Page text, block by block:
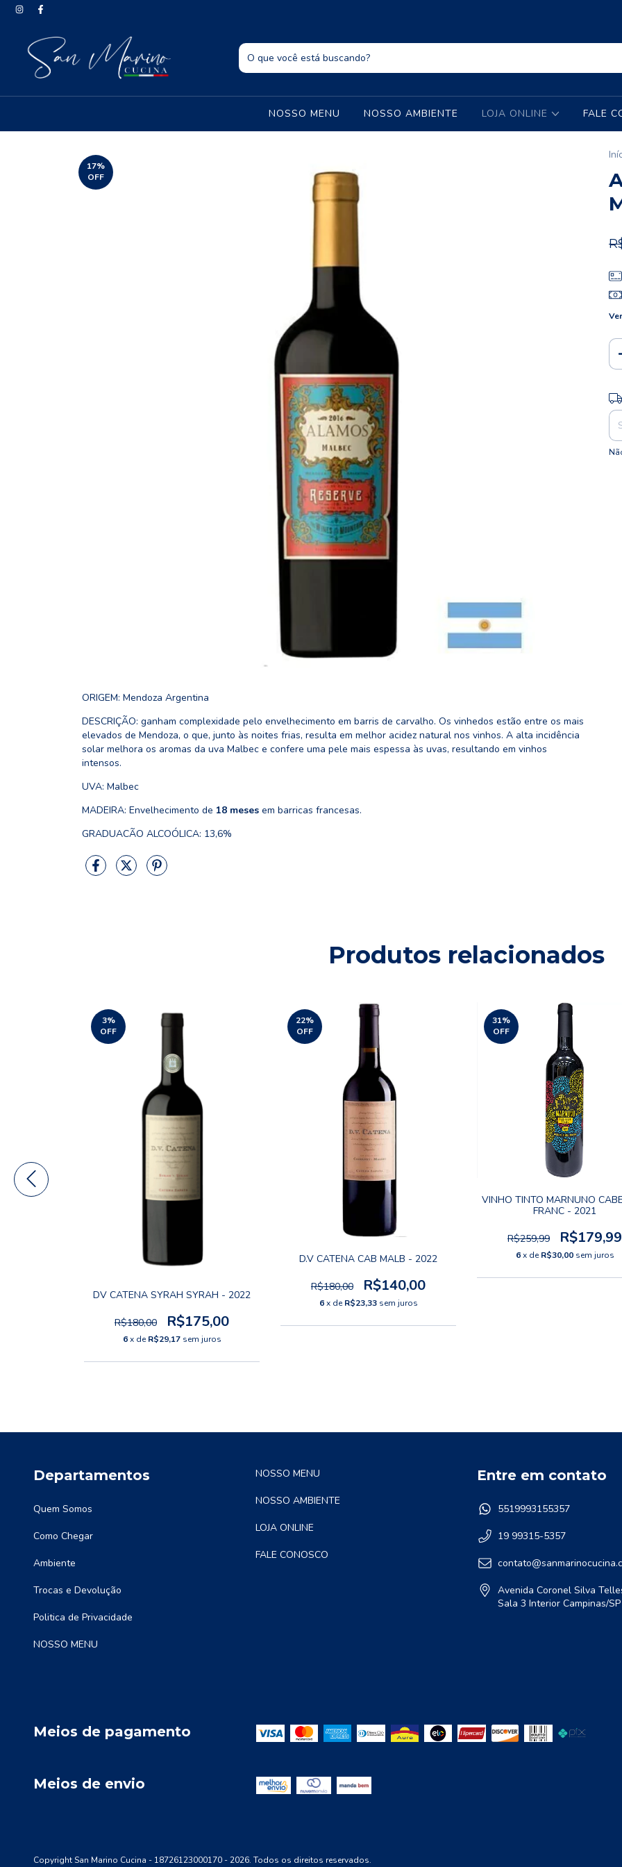
NOSSO MENU NOSSO AMBIENTE LOJA ONLINE FALE
17%
OFF
ORIGEM: Mendoza Argentina
DESCRIÇÃO: ganham complexidade pelo envelhecimento em barris de carvalho. Os vinhedos estão entre os mais
elevados de Mendoza, o que, junto às noites frias, resulta em melhor acidez natural nos vinhos. A alta incidência
solar melhora os aromas da uva Malbec e confere uma pele mais espessa às uvas, resultando em vinhos
intensos.
UVA: Malbec
MADEIRA: Envelhecimento de 18 meses em barricas francesas.
GRADUACÃO ALCOÓLICA: 13,6%
Produtos relacionados
3%
OFF
DV CATENA SYRAH SYRAH - 2022
R$180,00 R$175,00
6 x deR$29,17 sem juros
22%
OFF
D.V CATENA CAB MALB - 2022
R$180,00 R$140,00
6 x deR$23,33 sem juros
31%
OFF
VINHO TINTO MARNUNO
FRANC - 2021
R$259,99 R$179,99
6 x deR$30,00 sem juros
Departamentos
Quem Somos
Como Chegar
Ambiente
Trocas e Devolução
Politica de Privacidade
NOSSO MENU
NOSSO MENU
NOSSO AMBIENTE
LOJA ONLINE
FALE CONOSCO
Entre em contato
5519993155357
19 99315-5357
Avenida Coronel Silva
Sala 3 Interior Campinas/
Meios de pagamento
Meios de envio
Copyright San Marino Cucina - 18726123000170 - 2026. Todos os direitos reservados.